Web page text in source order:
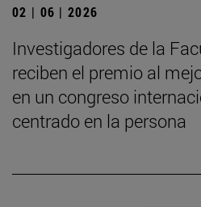
02 | 06 | 2026
Investigadores de la
reciben el premio al
en un congreso
centrado en la persona